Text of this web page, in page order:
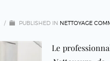
/ PUBLISHED IN NETTOYAGE
Le